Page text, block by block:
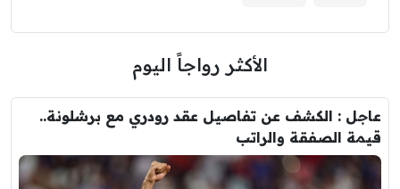
الأكثر رواجاً اليوم
عاجل : الكشف عن تفاصيل عقد رودري مع برشلونة..
قيمة الصفقة والراتب